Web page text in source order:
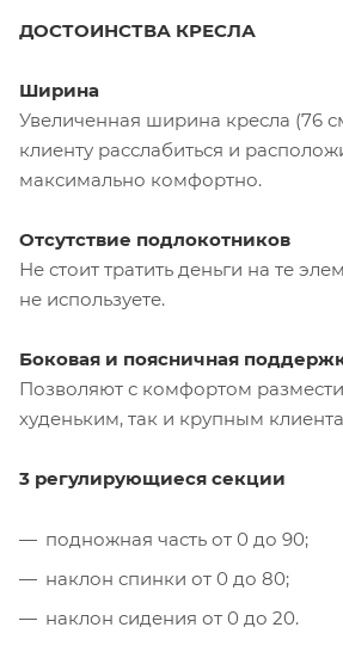
ДОСТОИНСТВА КРЕСЛА
Ширина
Увеличенная ширина кресла (76
клиенту расслабиться и
максимально комфортно.
Отсутствие подлокотников
Не стоит тратить деньги на те
не используете.
Боковая и поясничная
Позволяют с комфортом
худеньким, так и крупным
3 регулирующиеся секции
подножная часть от 0 до 90;
наклон спинки от 0 до 80;
наклон сидения от 0 до 20.